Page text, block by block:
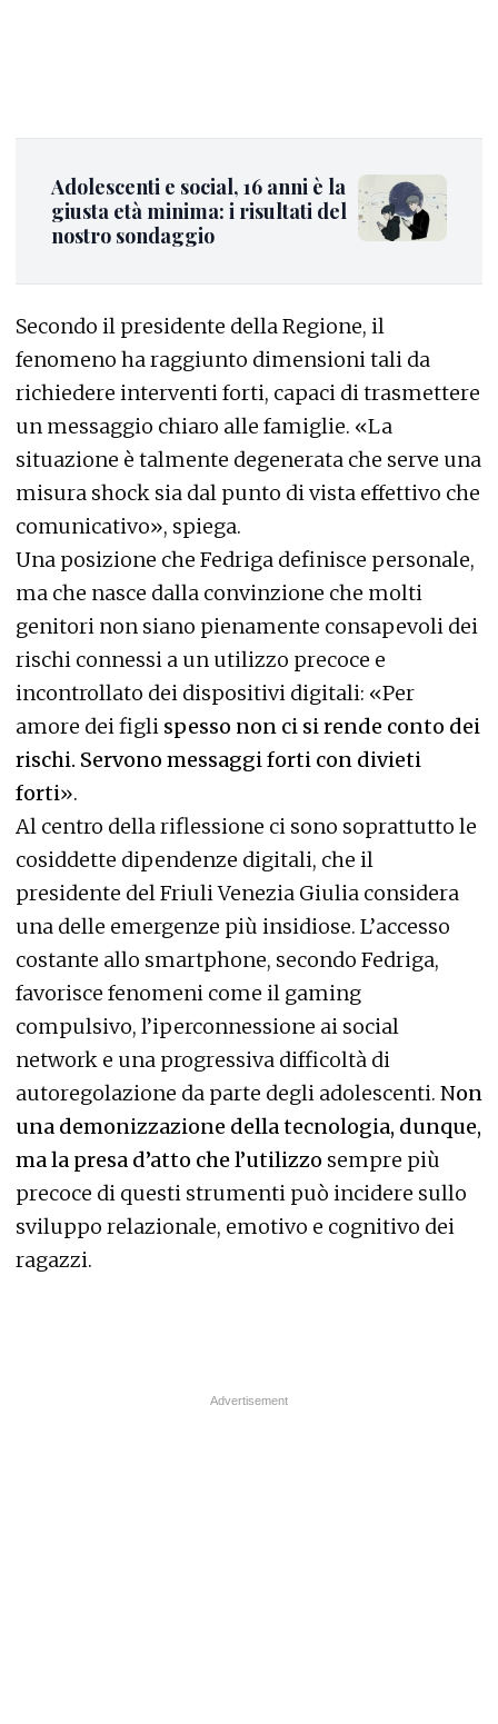
Adolescenti e social, 16 anni è la
giusta età minima: i risultati del
nostro sondaggio
Secondo il presidente della Regione, il
fenomeno ha raggiunto dimensioni tali da
richiedere interventi forti, capaci di trasmettere
un messaggio chiaro alle famiglie. «La
situazione è talmente degenerata che serve una
misura shock sia dal punto di vista effettivo che
comunicativo», spiega.
Una posizione che Fedriga definisce personale,
ma che nasce dalla convinzione che molti
genitori non siano pienamente consapevoli dei
rischi connessi a un utilizzo precoce e
incontrollato dei dispositivi digitali: «Per
amore dei figli spesso non ci si rende conto dei
rischi. Servono messaggi forti con divieti
forti».
Al centro della riflessione ci sono soprattutto le
cosiddette dipendenze digitali, che il
presidente del Friuli Venezia Giulia considera
una delle emergenze più insidiose. L’accesso
costante allo smartphone, secondo Fedriga,
favorisce fenomeni come il gaming
compulsivo, l’iperconnessione ai social
network e una progressiva difficoltà di
autoregolazione da parte degli adolescenti. Non
una demonizzazione della tecnologia, dunque,
ma la presa d’atto che l’utilizzo sempre più
precoce di questi strumenti può incidere sullo
sviluppo relazionale, emotivo e cognitivo dei
ragazzi.